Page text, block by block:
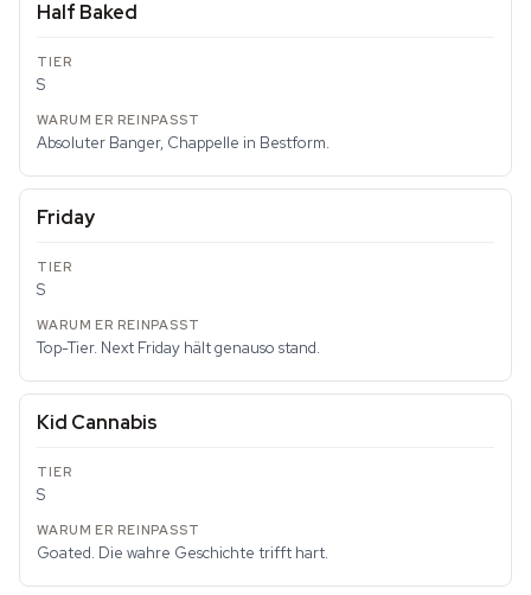
Half Baked
S
Absoluter Banger, Chappelle in Bestform.
Friday
S
Top-Tier. Next Friday hält genauso stand.
Kid Cannabis
S
Goated. Die wahre Geschichte trifft hart.